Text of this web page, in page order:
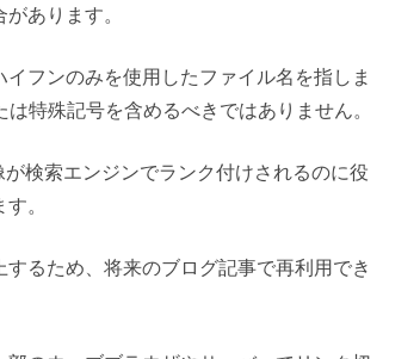
あります。
フンのみを使用したファイル名を指しま
特殊記号を含めるべきではありません。
検索エンジンでランク付けされるのに役
。
るため、将来のブログ記事で再利用でき